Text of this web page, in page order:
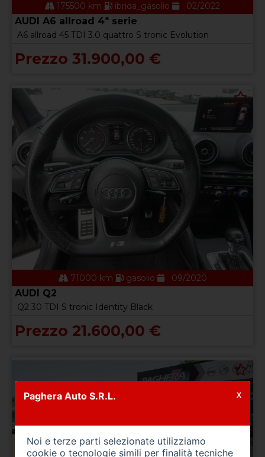
175500 km ibrida_gasolio 02/2022
AUDI A6 allroad 4ª serie
A6 allroad 45 TDI 3.0 quattro S tronic Evolution
Prezzo 31.900,00 €
71000 km gasolio 09/2020
AUDI Q2
Q2 30 TDI S tronic Identity Black
Prezzo 21.600,00 €
Paghera Auto S.R.L.
Noi e terze parti selezionate utilizziamo
cookie o tecnologie simili per finalità tecniche
X